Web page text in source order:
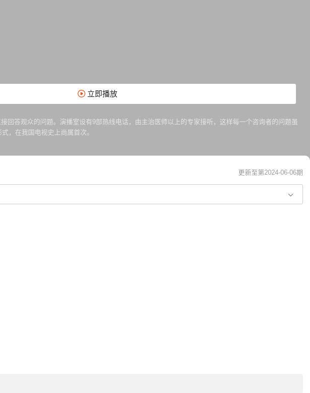
立即播放
回答观众的问题。演播室设有9部热线电话，由主治医师以上的专家接听，这样每一个咨询者的问题虽
，在我国电视史上尚属首次。
更新至第2024-06-06期